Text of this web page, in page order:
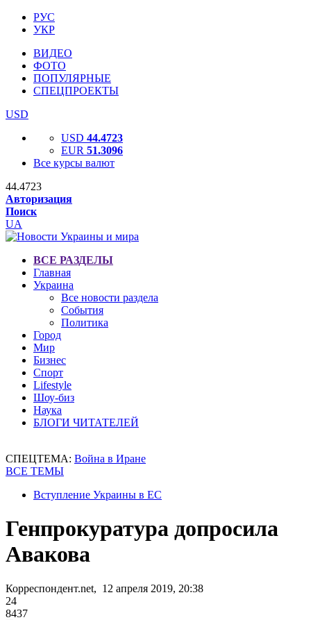
РУС
УКР
ВИДЕО
ФОТО
ПОПУЛЯРНЫЕ
СПЕЦПРОЕКТЫ
USD
USD 44.4723
EUR 51.3096
Все курсы валют
44.4723
Авторизация
Поиск
UA
ВСЕ РАЗДЕЛЫ
Главная
Украина
Все новости раздела
События
Политика
Город
Мир
Бизнес
Спорт
Lifestyle
Шоу-биз
Наука
БЛОГИ ЧИТАТЕЛЕЙ
СПЕЦТЕМА: Война в Иране
ВСЕ ТЕМЫ
Вступление Украины в ЕС
Генпрокуратура допросила
Авакова
Корреспондент.net, 12 апреля 2019, 20:38
24
8437